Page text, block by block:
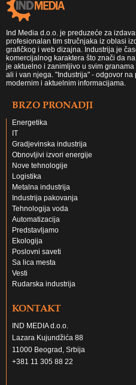
Ind Media d.o.o. je preduzeće za
profesionalan tim stručnjaka iz oblasi
grafičkog i web dizajna. Industrija je
komercijalnog karaktera što znači da
je aktuelno i zanimljivo u svim
ali i van njega. "Industrija" - odgovor
modernim i aktuelnim informacijama.
BRZO PRONADJI
Energetika
IT
Gradjevinska industrija
Obnovljivi izvori energije
Nove tehnologije
Logistika
Metalna industrija
Industrija pakovanja
Tehnologija voda
Automatizacija
Predstavljamo
Ekologija
Poslovni saveti
Sa lica mesta
Vesti
Rudarska industrija
KONTAKT
IND MEDIA d.o.o.
Lazara Kujundžića 88
11000 Beograd, Srbija
+381 11 305 88 22